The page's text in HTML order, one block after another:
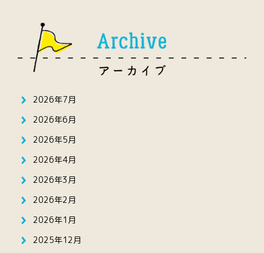
2026年7月
2026年6月
2026年5月
2026年4月
2026年3月
2026年2月
2026年1月
2025年12月